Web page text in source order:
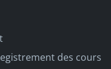
des cours